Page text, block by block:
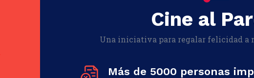
Cine al
Una iniciativa para regalar felicidad a
Más de 5000 personas